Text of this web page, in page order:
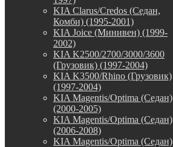
KIA Clarus/Credos (Седан,
Комби) (1995-2001)
KIA Joice (Минивен) (1999-
2002)
KIA K2500/2700/3000/3600
(Грузовик) (1997-2004)
KIA K3500/Rhino (Грузовик)
(1997-2004)
KIA Magentis/Optima (Седан)
(2000-2005)
KIA Magentis/Optima (Седан)
(2006-2008)
KIA Magentis/Optima (Седан)